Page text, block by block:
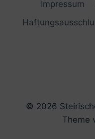
Impressum
© 2026
Theme